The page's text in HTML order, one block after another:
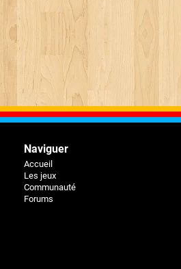
Naviguer
Accueil
Les jeux
Communauté
Forums